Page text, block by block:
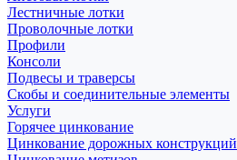
Лестничные лотки
Проволочные лотки
Профили
Консоли
Подвесы и траверсы
Скобы и соединительные элементы
Услуги
Горячее цинкование
Цинкование дорожных конструкций